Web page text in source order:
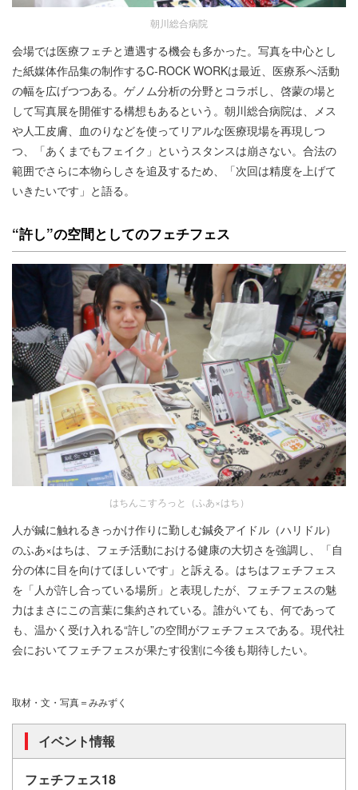
朝川総合病院
会場では医療フェチと遭遇する機会も多かった。写真を中心とし
た紙媒体作品集の制作するC-ROCK WORKは最近、医療系へ活動
の幅を広げつつある。ゲノム分析の分野とコラボし、啓蒙の場と
して写真展を開催する構想もあるという。朝川総合病院は、メス
や人工皮膚、血のりなどを使ってリアルな医療現場を再現しつ
つ、「あくまでもフェイク」というスタンスは崩さない。合法の
範囲でさらに本物らしさを追及するため、「次回は精度を上げて
いきたいです」と語る。
“許し”の空間としてのフェチフェス
はちんこすろっと（ふあ×はち）
人が鍼に触れるきっかけ作りに勤しむ鍼灸アイドル（ハリドル）
のふあ×はちは、フェチ活動における健康の大切さを強調し、「自
分の体に目を向けてほしいです」と訴える。はちはフェチフェス
を「人が許し合っている場所」と表現したが、フェチフェスの魅
力はまさにこの言葉に集約されている。誰がいても、何であって
も、温かく受け入れる“許し”の空間がフェチフェスである。現代社
会においてフェチフェスが果たす役割に今後も期待したい。
取材・文・写真＝みみずく
イベント情報
フェチフェス18